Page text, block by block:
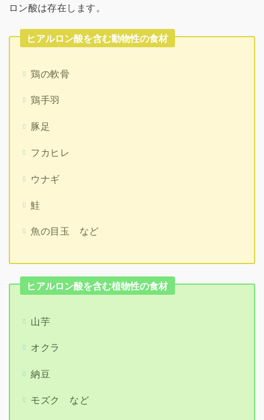
ロン酸は存在します。
ヒアルロン酸を含む動物性の食材
鶏の軟骨
鶏手羽
豚足
フカヒレ
ウナギ
鮭
魚の目玉 など
ヒアルロン酸を含む植物性の食材
山芋
オクラ
納豆
モズク など